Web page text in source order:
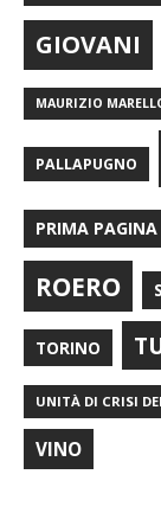
GIOVANI
MAURIZIO
PALLAPUGNO
PRIMA PAGINA
ROERO
TORINO
UNITÀ DI CRISI
VINO